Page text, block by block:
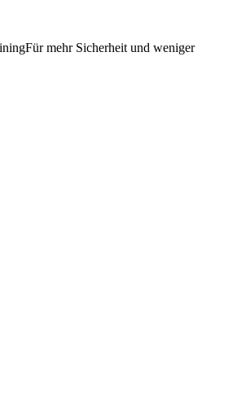
Für mehr Sicherheit und weniger